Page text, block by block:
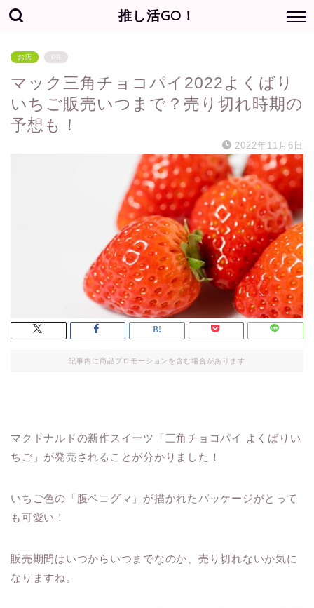
推し活GO！
お店 PR
マック三角チョコパイ2022よくばり
いちご販売いつまで？売り切れ時期の
予想も！
2022年11月6日
記事内に商品プロモーションを含む場合があります
マクドナルドの新作スイーツ「三角チョコパイ よくばりい
ちご」が発売されることが分かりました！
いちご色の「腹ペコグマ」が描かれたパッケージがとって
も可愛い！
販売期間はいつからいつまでなのか、売り切れないか気に
なりますね。